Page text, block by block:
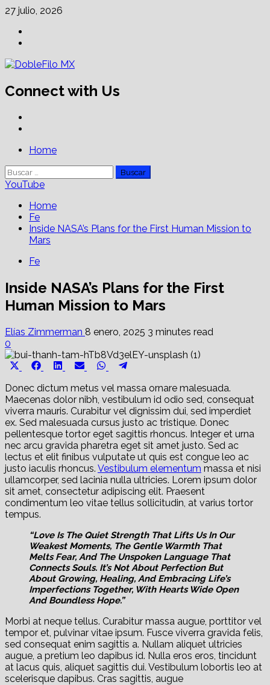
Skip
content
27 julio, 2026
Connect with Us
PrimaryHome
Buscar:
YouTube
Home
Fe
Inside NASA’s Plans for the First Human Mission to
Mars
Fe
Inside NASA’s Plans for the First
Human Mission to Mars
Elías Zimmerman 8 enero, 2025 3 minutes read
0
Share
Share
Facebook
Share
LinkedIn
Share
Email
Share
WhatsApp
Donec dictum metus vel massa ornare malesuada.
Maecenas dolor nibh, vestibulum id odio sed, consequat
viverra mauris. Curabitur vel dignissim dui, sed imperdiet
ex. Sed malesuada cursus justo ac tristique. Donec
pellentesque tortor eget sagittis rhoncus. Integer et urna
nec arcu gravida pharetra eget sit amet justo. Sed ac
lectus et elit finibus vulputate ut quis est congue leo ac
justo iaculis rhoncus. Vestibulum elementum massa et nisi
ullamcorper, sed lacinia nulla ultricies. Lorem ipsum dolor
sit amet, consectetur adipiscing elit. Praesent
condimentum leo vitae tellus sollicitudin, at varius tortor
tempus.
“Love Is The Quiet Strength That Lifts Us In Our
Weakest Moments, The Gentle Warmth That
Melts Fear, And The Unspoken Language That
Connects Souls. It’s Not About Perfection But
About Growing, Healing, And Embracing Life’s
Imperfections Together, With Hearts Wide Open
And Boundless Hope.”
Morbi at neque tellus. Curabitur massa augue, porttitor vel
tempor et, pulvinar vitae ipsum. Fusce viverra gravida felis,
sed consequat enim sagittis a. Nullam aliquet ultricies
augue, a pretium leo dapibus id. Nulla eros eros, tincidunt
at lacus quis, aliquet sagittis dui. Vestibulum lobortis leo at
scelerisque dapibus. Cras sagittis, augue